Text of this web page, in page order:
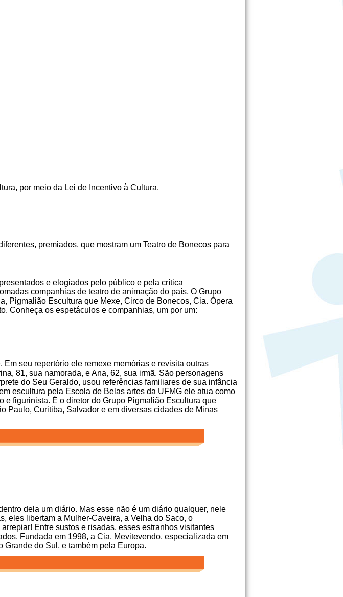
por meio da Lei de Incentivo à Cultura.
premiados, que mostram um Teatro de Bonecos para
e elogiados pelo público e pela crítica
companhias de teatro de animação do país, O Grupo
Pigmalião Escultura que Mexe, Circo de Bonecos, Cia. Ópera
Conheça os espetáculos e companhias, um por um:
seu repertório ele remexe memórias e revisita outras
81, sua namorada, e Ana, 62, sua irmã. São personagens
do Seu Geraldo, usou referências familiares de sua infância
escultura pela Escola de Belas artes da UFMG ele atua como
e figurinista. É o diretor do Grupo Pigmalião Escultura que
Paulo, Curitiba, Salvador e em diversas cidades de Minas
dela um diário. Mas esse não é um diário qualquer, nele
eles libertam a Mulher-Caveira, a Velha do Saco, o
Entre sustos e risadas, esses estranhos visitantes
Fundada em 1998, a Cia. Mevitevendo, especializada em
Grande do Sul, e também pela Europa.